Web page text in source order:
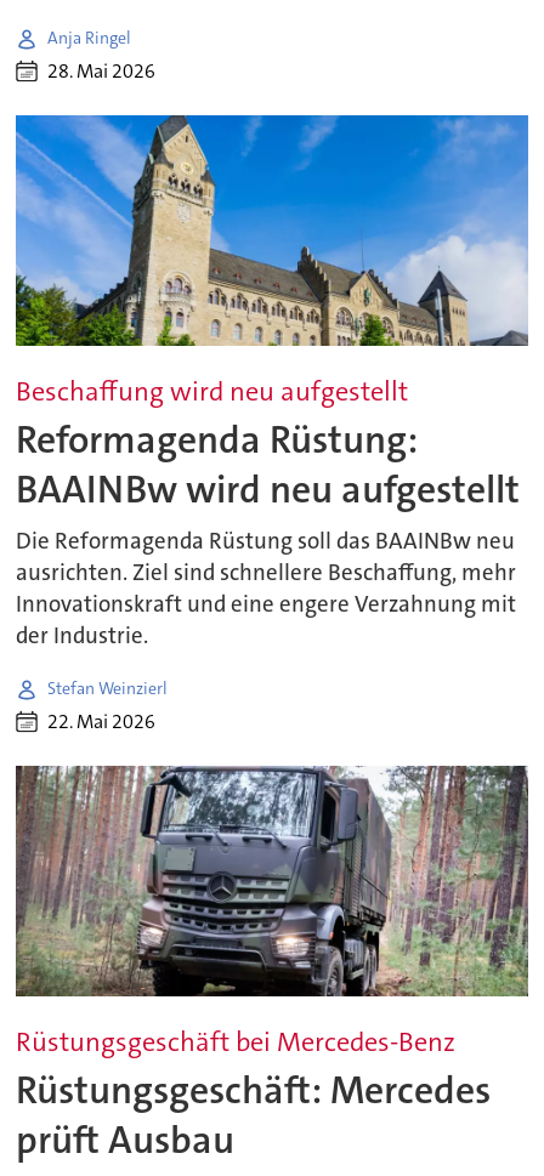
Anja Ringel
28. Mai 2026
Beschaffung wird neu aufgestellt
Reformagenda Rüstung:
BAAINBw wird neu aufgestellt
Die Reformagenda Rüstung soll das BAAINBw neu
ausrichten. Ziel sind schnellere Beschaffung, mehr
Innovationskraft und eine engere Verzahnung mit
der Industrie.
Stefan Weinzierl
22. Mai 2026
Rüstungsgeschäft bei Mercedes-Benz
Rüstungsgeschäft: Mercedes
prüft Ausbau